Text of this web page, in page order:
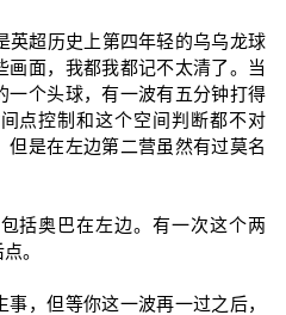
英超历史上第四年轻的乌乌龙球
画面，我都我都记不太清了。当
一个头球，有一波有五分钟打得
点控制和这个空间判断都不对
但是在左边第二营虽然有过莫名
括奥巴在左边。有一次这个两
。
，但等你这一波再一过之后，